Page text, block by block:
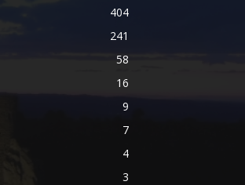
404
241
58
16
9
7
4
3